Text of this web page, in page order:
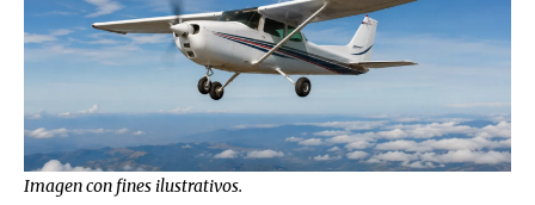
Imagen con fines ilustrativos.